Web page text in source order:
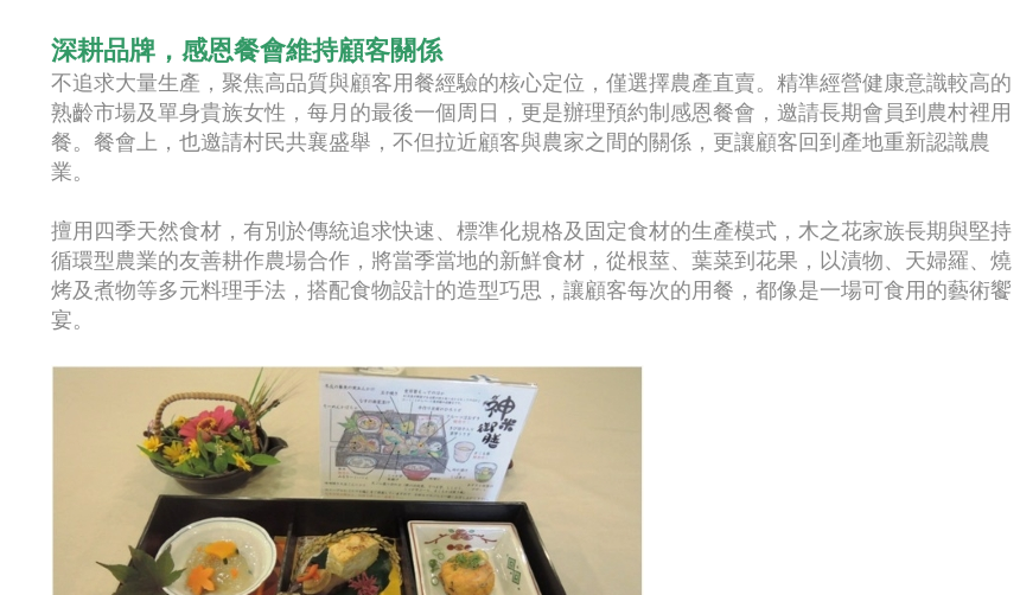
深耕品牌，感恩餐會維持顧客關係
不追求大量生產，聚焦高品質與顧客用餐經驗的核心定位，僅選擇農產直賣。精準經營健康意識較高的
熟齡市場及單身貴族女性，每月的最後一個周日，更是辦理預約制感恩餐會，邀請長期會員到農村裡用
餐。餐會上，也邀請村民共襄盛舉，不但拉近顧客與農家之間的關係，更讓顧客回到產地重新認識農
業。
擅用四季天然食材，有別於傳統追求快速、標準化規格及固定食材的生產模式，木之花家族長期與堅持
循環型農業的友善耕作農場合作，將當季當地的新鮮食材，從根莖、葉菜到花果，以漬物、天婦羅、燒
烤及煮物等多元料理手法，搭配食物設計的造型巧思，讓顧客每次的用餐，都像是一場可食用的藝術饗
宴。